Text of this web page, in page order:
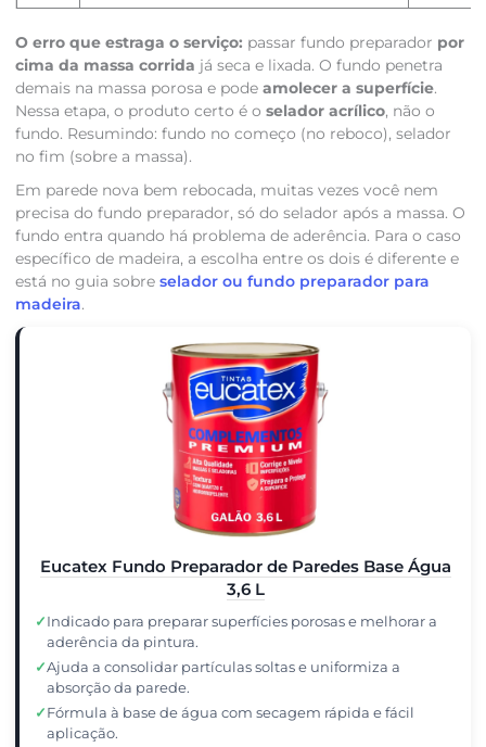
O erro que estraga o serviço: passar fundo preparador por
cima da massa corrida já seca e lixada. O fundo penetra
demais na massa porosa e pode amolecer a superfície.
Nessa etapa, o produto certo é o selador acrílico, não o
fundo. Resumindo: fundo no começo (no reboco), selador
no fim (sobre a massa).
Em parede nova bem rebocada, muitas vezes você nem
precisa do fundo preparador, só do selador após a massa. O
fundo entra quando há problema de aderência. Para o caso
específico de madeira, a escolha entre os dois é diferente e
está no guia sobre selador ou fundo preparador para
madeira.
Eucatex Fundo Preparador de Paredes Base Água
3,6 L
✓Indicado para preparar superfícies porosas e melhorar a
aderência da pintura.
✓Ajuda a consolidar partículas soltas e uniformiza a
absorção da parede.
✓Fórmula à base de água com secagem rápida e fácil
aplicação.